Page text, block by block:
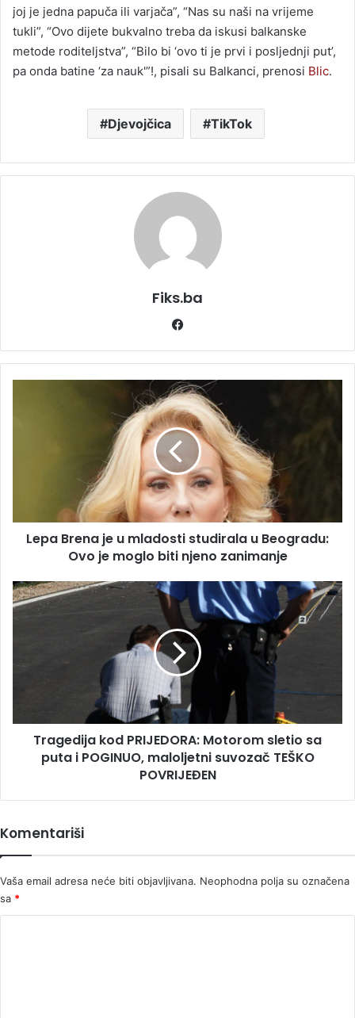
joj je jedna papuča ili varjača”, “Nas su naši na vrijeme
tukli”, “Ovo dijete bukvalno treba da iskusi balkanske
metode roditeljstva”, “Bilo bi ‘ovo ti je prvi i posljednji put’,
pa onda batine ‘za nauk'”!, pisali su Balkanci, prenosi Blic.
Djevojčica TikTok
Fiks.ba
Ovo
njeno
zanimanje
Lepa Brena je u mladosti studirala u Beogradu:
Ovo je moglo biti njeno zanimanje
Tragedija
kod
POGINUO,
maloljetni
suvozač
Tragedija kod PRIJEDORA: Motorom sletio sa
puta i POGINUO, maloljetni suvozač TEŠKO
POVRIJEĐEN
Komentariši
Vaša email adresa neće biti objavljivana. Neophodna polja su označena
sa *